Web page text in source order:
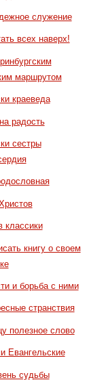
служение
всех наверх!
маршрутом
краеведа
радость
сестры
классики
книгу о своем
и борьба с ними
странствия
полезное слово
Евангельские
судьбы